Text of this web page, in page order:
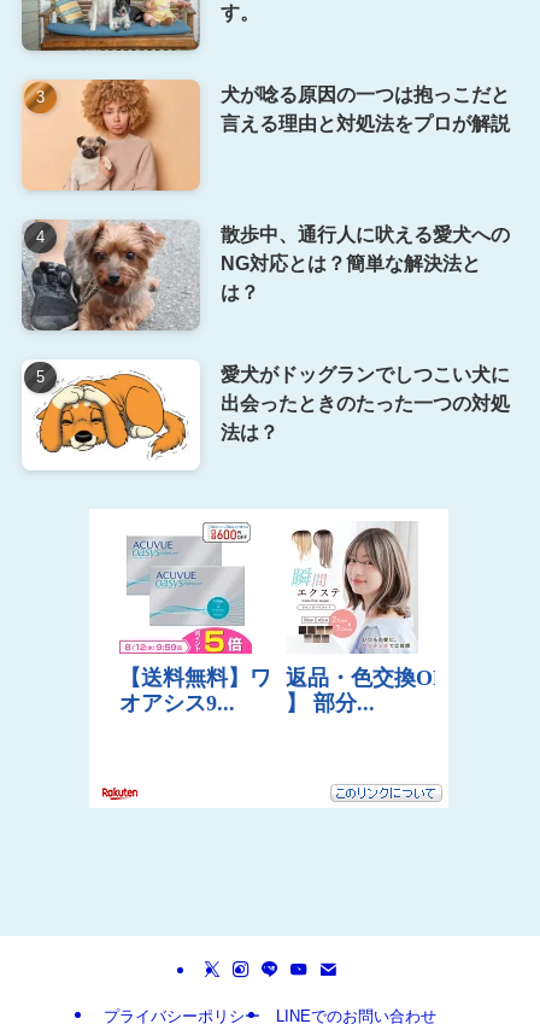
す。
犬が唸る原因の一つは抱っこだと
言える理由と対処法をプロが解説
散歩中、通行人に吠える愛犬への
NG対応とは？簡単な解決法と
は？
愛犬がドッグランでしつこい犬に
出会ったときのたった一つの対処
法は？
プライバシーポリシー LINEでのお問い合わせ